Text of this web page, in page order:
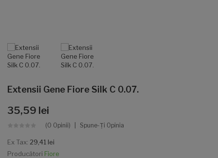
Extensii Gene Fiore Silk C 0.07.
35,59 lei
(0 Opinii) Spune-Ţi Opinia
Ex Tax: 29,41 lei
Producători Fiore